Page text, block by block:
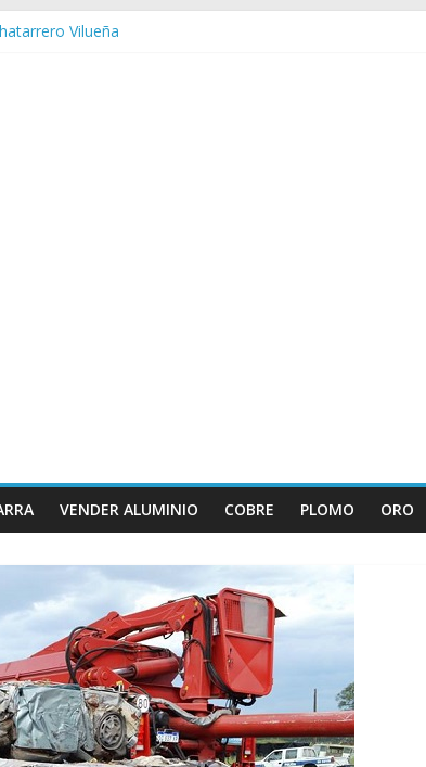
Vilueña
Zaida
Vistabella
VENDER ALUMINIO COBRE PLOMO ORO